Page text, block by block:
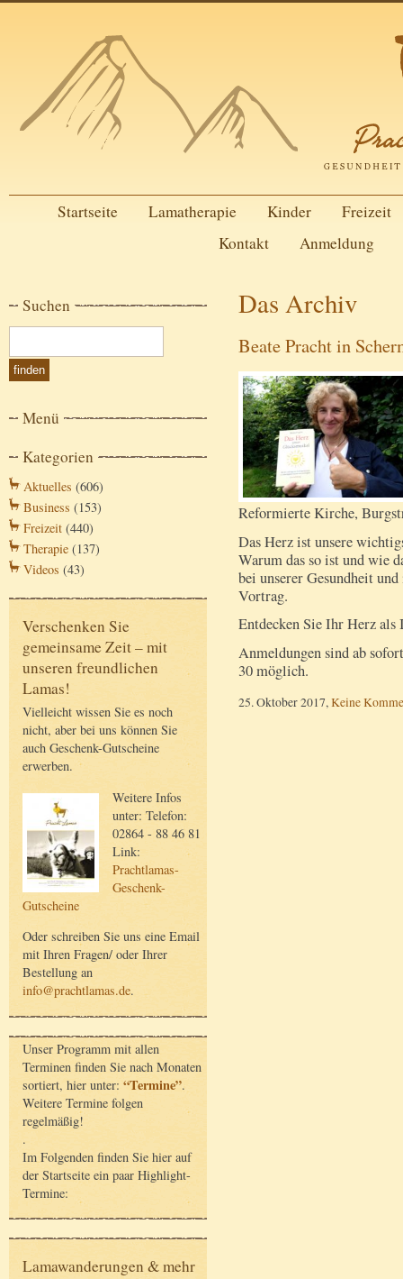
Startseite Lamatherapie Kinder
Freizeit
Kontakt
Anmeldung
Suchen
Menü
Kategorien
Aktuelles (606)
Business (153)
Freizeit (440)
Therapie (137)
Videos (43)
Verschenken Sie
gemeinsame Zeit – mit
unseren freundlichen
Lamas!
Vielleicht wissen Sie es noch
nicht, aber bei uns können Sie
auch Geschenk-Gutscheine
erwerben.
Weitere Infos
unter: Telefon:
02864 - 88 46 81
Link:
Prachtlamas-
Geschenk-
Gutscheine
Oder schreiben Sie uns eine Email
mit Ihren Fragen/ oder Ihrer
Bestellung an
info@prachtlamas.de.
Unser Programm mit allen
Terminen finden Sie nach Monaten
sortiert, hier unter: “Termine”.
Weitere Termine folgen
regelmäßig!
.
Im Folgenden finden Sie hier auf
der Startseite ein paar Highlight-
Termine:
Lamawanderungen & mehr
Das Archiv
Beate Pracht in
Reformierte Kirche,
Das Herz ist unsere
Warum das so ist und wie
bei unserer Gesundheit
Vortrag.
Entdecken Sie Ihr Herz
Anmeldungen sind ab
30 möglich.
25. Oktober 2017,Keine